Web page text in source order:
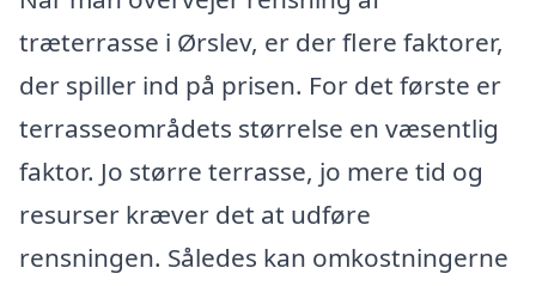
træterrasse i Ørslev, er der flere faktorer,
der spiller ind på prisen. For det første er
terrasseområdets størrelse en væsentlig
faktor. Jo større terrasse, jo mere tid og
resurser kræver det at udføre
rensningen. Således kan omkostningerne